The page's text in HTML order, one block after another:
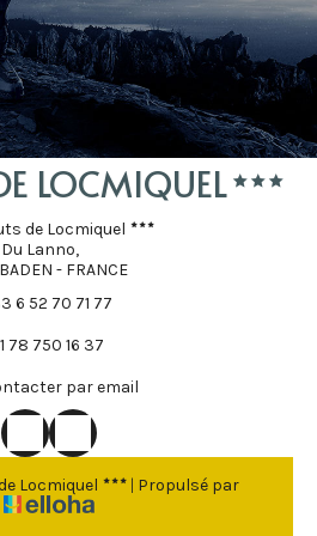
LOCMIQUEL
de Locmiquel
Lanno,
- FRANCE
6 52 70 71 77
78 750 16 37
par email
Locmiquel | Propulsé par